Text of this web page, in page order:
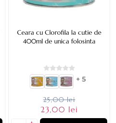
Ceara cu Clorofila la cutie de
400ml de unica folosinta
+ 5
25,00 lei
23,00 lei